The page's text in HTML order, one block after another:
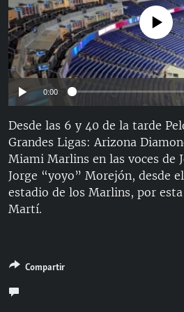
RADIO MARTÍ
ESPECIALES
ESPECIALES
LA REALIDAD DE LA VIVIENDA EN
KENTU-CUBANO
LOS SANTOS DE HIALEAH
DESINFORMACIÓN RUSA EN
LA INVASIÓN DE RUSIA A UCRANIA
MULTIMEDIA
EDITORIALES
SÍGUENOS
Auto 144p
No media source
0:00
Desde las 6 y 40 de la tarde
Grandes Ligas: Arizona
Miami Marlins en las voces de
Jorge “yoyo” Morejón, desde
estadio de los Marlins, por
Martí.
Compartir